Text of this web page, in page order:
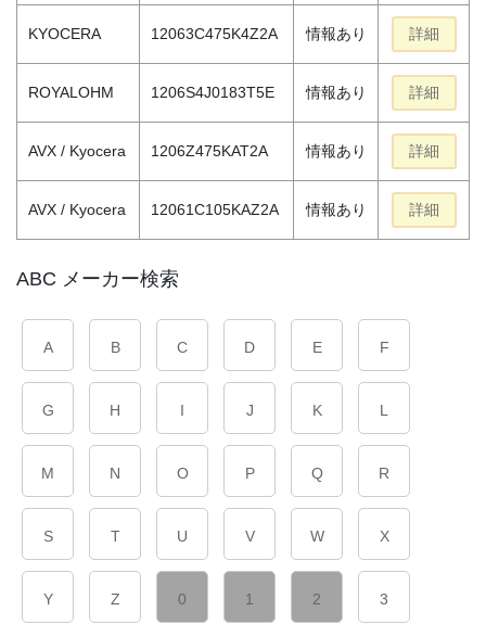
KYOCERA 12063C475K4Z2A 情報あり 詳細
ROYALOHM 1206S4J0183T5E 情報あり 詳細
AVX / Kyocera 1206Z475KAT2A 情報あり 詳細
AVX / Kyocera 12061C105KAZ2A 情報あり 詳細
ABC メーカー検索
A B C D E F
G H I J K L
M N O P Q R
S T U V W X
Y Z 0 1 2 3